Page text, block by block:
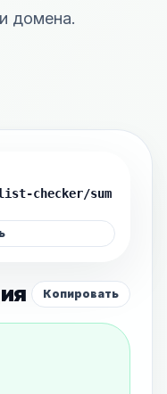
домена.
checker/sum
Копировать